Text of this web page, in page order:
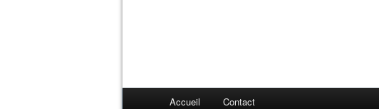
Accueil Contact